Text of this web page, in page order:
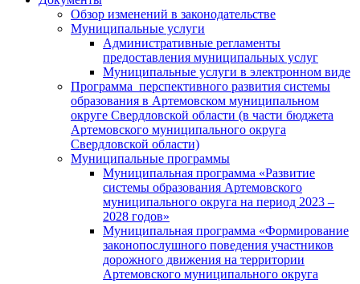
Обзор изменений в законодательстве
Муниципальные услуги
Административные регламенты
предоставления муниципальных услуг
Муниципальные услуги в электронном виде
Программа перспективного развития системы
образования в Артемовском муниципальном
округе Свердловской области (в части бюджета
Артемовского муниципального округа
Свердловской области)
Муниципальные программы
Муниципальная программа «Развитие
системы образования Артемовского
муниципального округа на период 2023 –
2028 годов»
Муниципальная программа «Формирование
законопослушного поведения участников
дорожного движения на территории
Артемовского муниципального округа